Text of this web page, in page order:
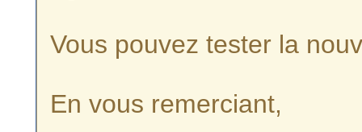
Vous pouvez tester la
En vous remerciant,